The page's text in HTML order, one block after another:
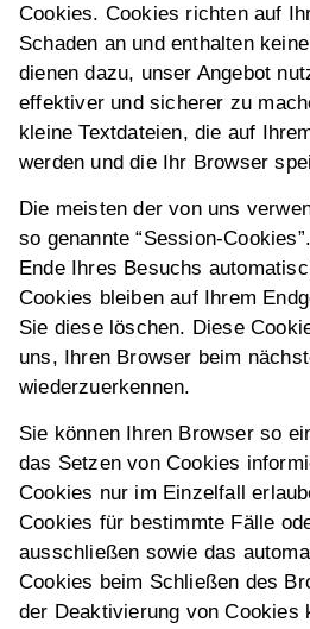
Cookies. Cookies richten auf
Schaden an und enthalten
dienen dazu, unser Angebot
effektiver und sicherer zu
kleine Textdateien, die auf
werden und die Ihr Browser
Die meisten der von uns
so genannte “Session-
Ende Ihres Besuchs
Cookies bleiben auf Ihrem
Sie diese löschen. Diese
uns, Ihren Browser beim
wiederzuerkennen.
Sie können Ihren Browser so
das Setzen von Cookies
Cookies nur im Einzelfall
Cookies für bestimmte Fälle
ausschließen sowie das
Cookies beim Schließen des
der Deaktivierung von Cookies